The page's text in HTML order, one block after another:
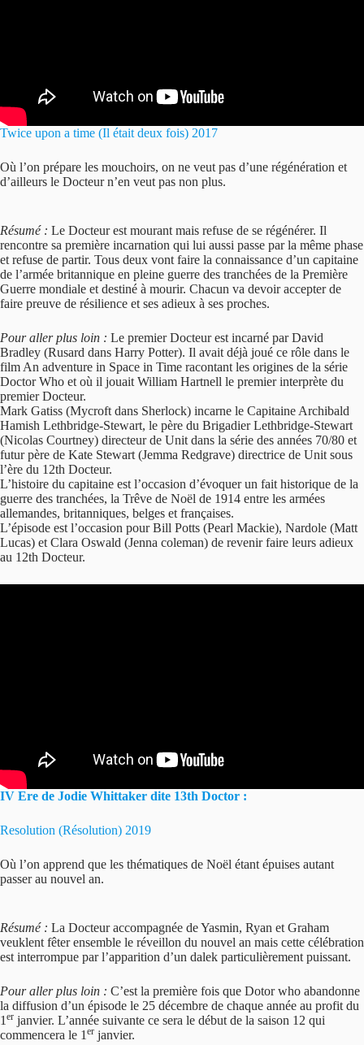
Twice upon a time (Il était deux fois) 2017
Où l’on prépare les mouchoirs, on ne veut pas d’une régénération et
d’ailleurs le Docteur n’en veut pas non plus.
Résumé : Le Docteur est mourant mais refuse de se régénérer. Il
rencontre sa première incarnation qui lui aussi passe par la même phase
et refuse de partir. Tous deux vont faire la connaissance d’un capitaine
de l’armée britannique en pleine guerre des tranchées de la Première
Guerre mondiale et destiné à mourir. Chacun va devoir accepter de
faire preuve de résilience et ses adieux à ses proches.
Pour aller plus loin : Le premier Docteur est incarné par David
Bradley (Rusard dans Harry Potter). Il avait déjà joué ce rôle dans le
film An adventure in Space in Time racontant les origines de la série
Doctor Who et où il jouait William Hartnell le premier interprète du
premier Docteur.
Mark Gatiss (Mycroft dans Sherlock) incarne le Capitaine Archibald
Hamish Lethbridge-Stewart, le père du Brigadier Lethbridge-Stewart
(Nicolas Courtney) directeur de Unit dans la série des années 70/80 et
futur père de Kate Stewart (Jemma Redgrave) directrice de Unit sous
l’ère du 12th Docteur.
L’histoire du capitaine est l’occasion d’évoquer un fait historique de la
guerre des tranchées, la Trêve de Noël de 1914 entre les armées
allemandes, britanniques, belges et françaises.
L’épisode est l’occasion pour Bill Potts (Pearl Mackie), Nardole (Matt
Lucas) et Clara Oswald (Jenna coleman) de revenir faire leurs adieux
au 12th Docteur.
IV Ere de Jodie Whittaker dite 13th Doctor :
Resolution (Résolution) 2019
Où l’on apprend que les thématiques de Noël étant épuises autant
passer au nouvel an.
Résumé : La Docteur accompagnée de Yasmin, Ryan et Graham
veuklent fêter ensemble le réveillon du nouvel an mais cette célébration
est interrompue par l’apparition d’un dalek particulièrement puissant.
Pour aller plus loin : C’est la première fois que Dotor who abandonne
la diffusion d’un épisode le 25 décembre de chaque année au profit du
1 er janvier. L’année suivante ce sera le début de la saison 12 qui
commencera le 1 er janvier.